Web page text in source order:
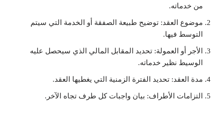
من خدماته.
موضوع العقد: توضيح طبيعة الصفقة أو الخدمة التي سيتم
التوسط فيها.
الأجر أو العمولة: تحديد المقابل المالي الذي سيحصل عليه
الوسيط نظير خدماته.
مدة العقد: تحديد الفترة الزمنية التي يغطيها العقد.
التزامات الأطراف: بيان واجبات كل طرف تجاه الآخر.